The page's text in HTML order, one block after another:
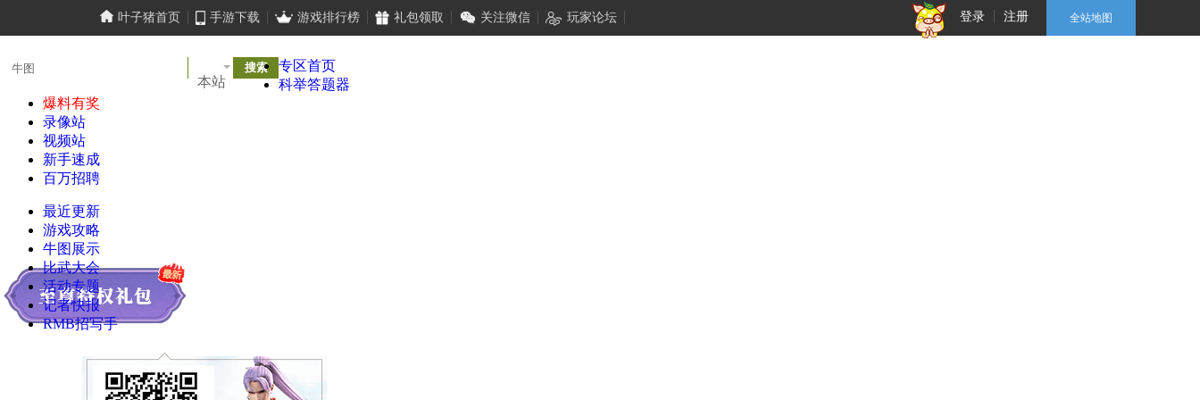
叶子猪首页 手游下载 游戏排行榜 礼包领取 关注微信 玩家论坛 登录 注册 全站地图
本站
专区首页
科举答题器
爆料有奖
录像站
视频站
新手速成
百万招聘
最近更新
游戏攻略
牛图展示
比武大会
活动专题
记者快报
RMB招写手